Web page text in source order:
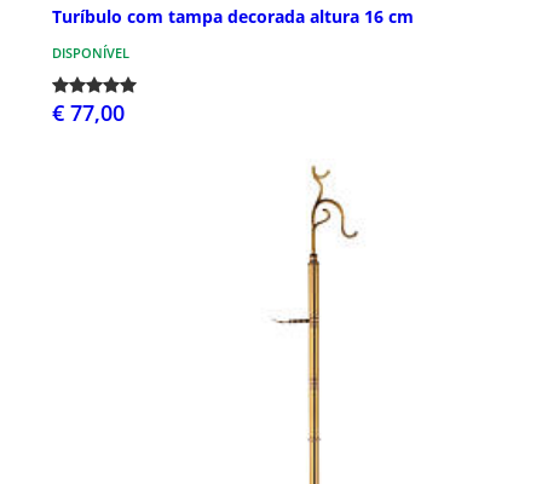
Turíbulo com tampa decorada altura 16 cm
DISPONÍVEL
€ 77,00